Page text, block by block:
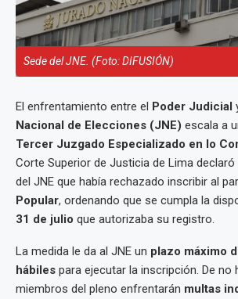
Sede del JNE. (Foto: DIFUSIÓN)
El enfrentamiento entre el Poder Judicial
Nacional de Elecciones (JNE) escala a
Tercer Juzgado Especializado en lo
Corte Superior de Justicia de Lima declaró
del JNE que había rechazado inscribir al
Popular, ordenando que se cumpla la
31 de julio que autorizaba su registro.
La medida le da al JNE un plazo máximo
hábiles para ejecutar la inscripción. De no
miembros del pleno enfrentarán multas